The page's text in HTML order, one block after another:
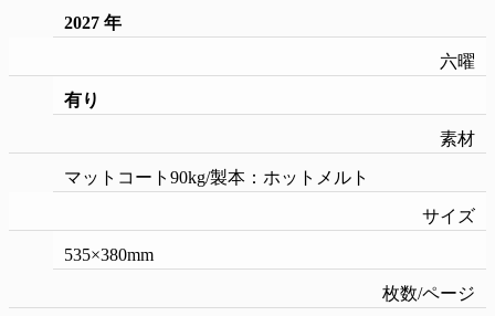
2027 年
六曜
有り
素材
マットコート90kg/製本：ホットメルト
サイズ
535×380mm
枚数/ページ